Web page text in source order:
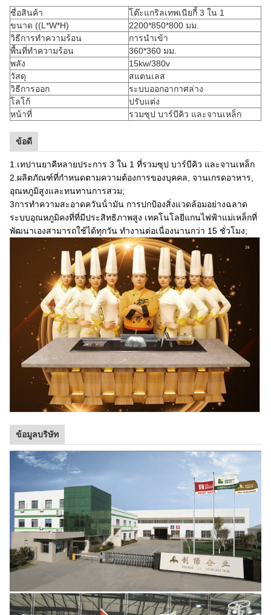
ชื่อสินค้า
โต๊ะแกริลเทพเนียกี้ 3 ใน 1
ขนาด ((L*W*H)
2200*850*800 มม.
วิธีการทําความร้อน
การนําเข้า
พื้นที่ทําความร้อน
360*360 มม.
พลัง
15kw/380v
วัสดุ
สแตนเลส
วิธีการออก
ระบบออกอากาศล่าง
โลโก้
ปรับแต่ง
หน้าที่
รวมซุป บาร์บีคิว และจานเหล็ก
ข้อดี
1.เทปานยาคีหลายประการ 3 ใน 1 ที่รวมซุป บาร์บีคิว และจานเหล็ก
2.ผลิตภัณฑ์ที่กําหนดตามความต้องการของบุคคล, จานเกรดอาหาร,
อุณหภูมิสูงและทนทานการสวม;
3การทําความสะอาดควันน้ํามัน การปกป้องสิ่งแวดล้อมอย่างฉลาด
ระบบอุณหภูมิคงที่ที่มีประสิทธิภาพสูง เทคโนโลยีแกนไฟฟ้าแม่เหล็กที่
พัฒนาเองสามารถใช้ได้ทุกวัน ทํางานต่อเนื่องนานกว่า 15 ชั่วโมง;
ข้อมูลบริษัท